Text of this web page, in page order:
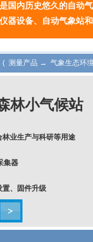
国内历史悠久的自动
设备、自动气象站
( 测量产品 → 气象生态环
林小气候站
业生产与科研等用途
集器
置、固件升级